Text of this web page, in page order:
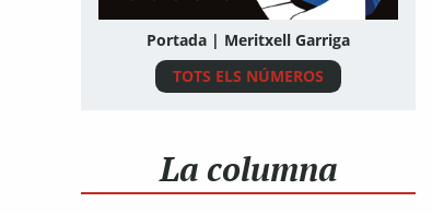
Portada | Meritxell Garriga
TOTS ELS NÚMEROS
La columna